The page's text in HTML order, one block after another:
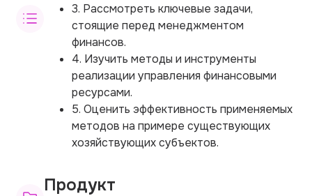
3. Рассмотреть ключевые задачи,
стоящие перед менеджментом
финансов.
4. Изучить методы и инструменты
реализации управления финансовыми
ресурсами.
5. Оценить эффективность применяемых
методов на примере существующих
хозяйствующих субъектов.
Продукт